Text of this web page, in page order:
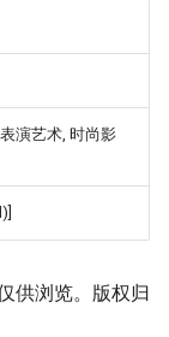
演艺术, 时尚影
供浏览。版权归